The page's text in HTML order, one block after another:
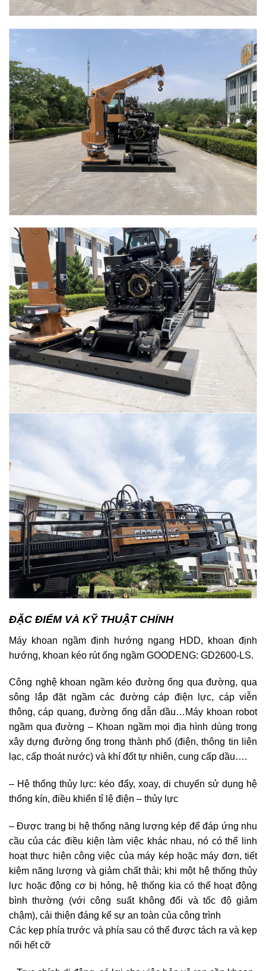
ĐẶC ĐIỂM VÀ KỸ THUẬT CHÍNH
Máy khoan ngầm định hướng ngang HDD, khoan định
hướng, khoan kéo rút ống ngầm GOODENG: GD2600-LS.
Công nghệ khoan ngầm kéo đường ống qua đường, qua
sông lắp đặt ngầm các đường cáp điện lực, cáp viễn
thông, cáp quang, đường ống dẫn dầu… Máy khoan robot
ngầm qua đường – Khoan ngầm mọi địa hình dùng trong
xây dựng đường ống trong thành phố (điện, thông tin liên
lạc, cấp thoát nước) và khí đốt tự nhiên, cung cấp dầu….
– Hệ thống thủy lực: kéo đẩy, xoay, di chuyển sử dụng hệ
thống kín, điều khiển tỉ lệ điện – thủy lực
– Được trang bị hệ thống năng lượng kép để đáp ứng nhu
cầu của các điều kiện làm việc khác nhau, nó có thể linh
hoạt thực hiện công việc của máy kép hoặc máy đơn, tiết
kiệm năng lượng và giảm chất thải; khi một hệ thống thủy
lực hoặc động cơ bị hỏng, hệ thống kia có thể hoạt động
bình thường (với công suất không đổi và tốc độ giảm
chậm), cải thiện đáng kể sự an toàn của công trình
Các kẹp phía trước và phía sau có thể được tách ra và kẹp
nổi hết cỡ